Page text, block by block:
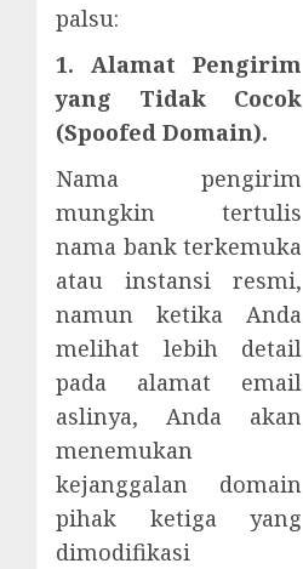
palsu:
1. Alamat Pengirim
yang Tidak Cocok
(Spoofed Domain).
Nama pengirim
mungkin tertulis
nama bank terkemuka
atau instansi resmi,
namun ketika Anda
melihat lebih detail
pada alamat email
aslinya, Anda akan
menemukan
kejanggalan domain
pihak ketiga yang
dimodifikasi